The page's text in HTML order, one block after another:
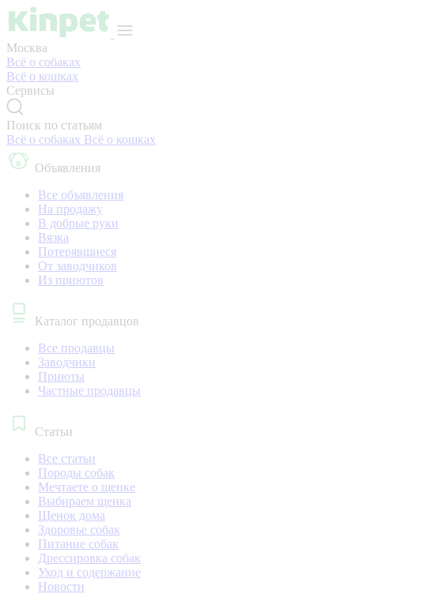
Москва
Всё о собаках
Всё о кошках
Сервисы
Поиск по статьям
Всё о собаках Всё о кошках
Объявления
Все объявления
На продажу
В добрые руки
Вязка
Потерявшиеся
От заводчиков
Из приютов
Каталог продавцов
Все продавцы
Заводчики
Приюты
Частные продавцы
Статьи
Все статьи
Породы собак
Мечтаете о щенке
Выбираем щенка
Щенок дома
Здоровье собак
Питание собак
Дрессировка собак
Уход и содержание
Новости